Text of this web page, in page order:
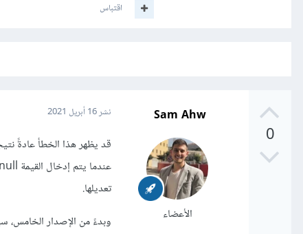
اقتباس
0
Sam Ahw
الأعضاء
نشر16 أبريل 2021
قد يظهر هذا الخطأ عادةً
تعديلها.